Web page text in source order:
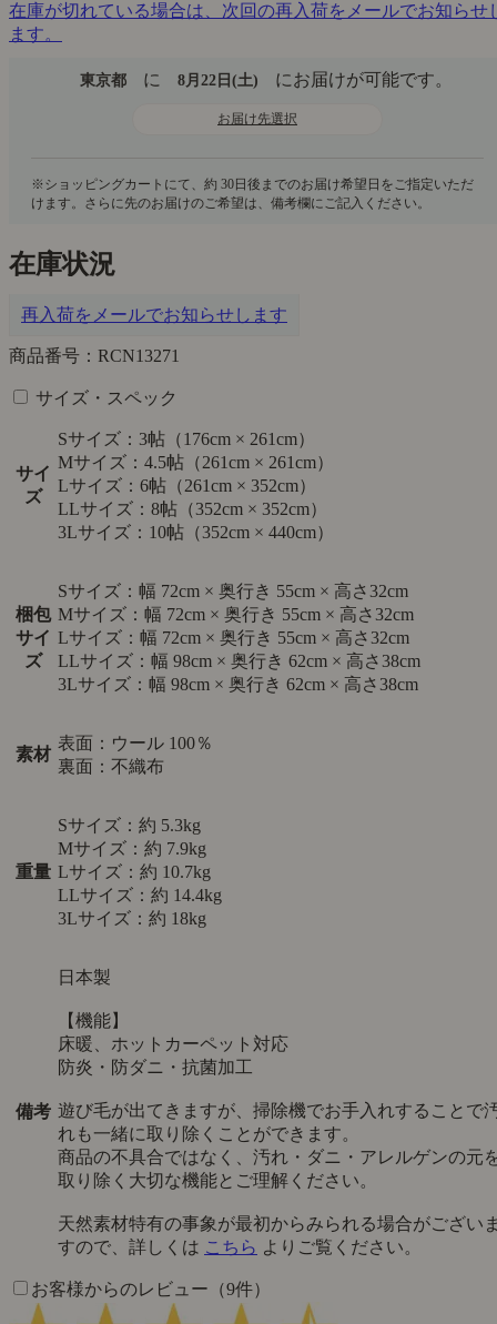
在庫が切れている場合は、次回の再入荷をメールでお知らせ
ます。
東京都 に 8月22日(土) にお届けが可能です。
お届け先選択
在庫状況
再入荷をメールでお知らせします
商品番号：RCN13271
サイズ・スペック
サイ
ズ
Sサイズ：3帖（176cm × 261cm）
Mサイズ：4.5帖（261cm × 261cm）
Lサイズ：6帖（261cm × 352cm）
LLサイズ：8帖（352cm × 352cm）
3Lサイズ：10帖（352cm × 440cm）
梱包
サイ
ズ
Sサイズ：幅 72cm × 奥行き 55cm × 高さ32cm
Mサイズ：幅 72cm × 奥行き 55cm × 高さ32cm
Lサイズ：幅 72cm × 奥行き 55cm × 高さ32cm
LLサイズ：幅 98cm × 奥行き 62cm × 高さ38cm
3Lサイズ：幅 98cm × 奥行き 62cm × 高さ38cm
素材
表面：ウール 100％
裏面：不織布
重量
Sサイズ：約 5.3kg
Mサイズ：約 7.9kg
Lサイズ：約 10.7kg
LLサイズ：約 14.4kg
3Lサイズ：約 18kg
備考
日本製
【機能】
床暖、ホットカーペット対応
防炎・防ダニ・抗菌加工
遊び毛が出てきますが、掃除機でお手入れすることで
れも一緒に取り除くことができます。
商品の不具合ではなく、汚れ・ダニ・アレルゲンの元
取り除く大切な機能とご理解ください。
天然素材特有の事象が最初からみられる場合がござい
すので、詳しくは こちら よりご覧ください。
お客様からのレビュー（9件）